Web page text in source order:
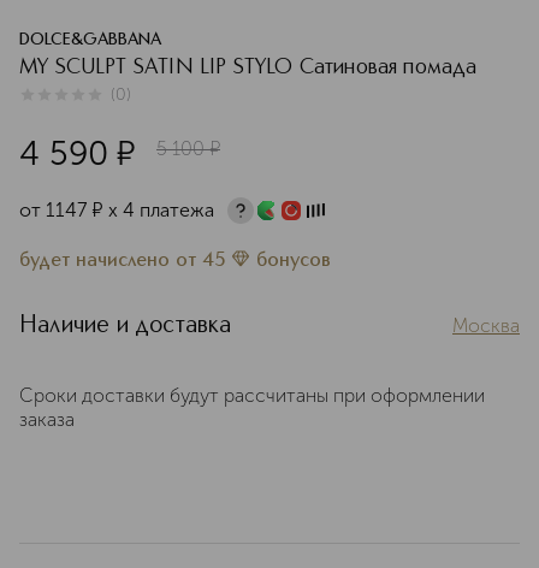
DOLCE&GABBANA
MY SCULPT SATIN LIP STYLO Сатиновая помада
(0)
4 590 ¤ 5 100 ¤
от 1147 ¤ х 4 платежа
будет начислено от 45 бонусов
Наличие и доставка Москва
Сроки доставки будут рассчитаны при оформлении
заказа